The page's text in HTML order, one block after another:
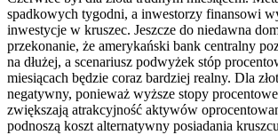
spadkowych tygodni, a inwestorzy finansowi
inwestycje w kruszec. Jeszcze do niedawna
przekonanie, że amerykański bank centralny
na dłużej, a scenariusz podwyżek stóp
miesiącach będzie coraz bardziej realny. Dla
negatywny, ponieważ wyższe stopy
zwiększają atrakcyjność aktywów
podnoszą koszt alternatywny posiadania